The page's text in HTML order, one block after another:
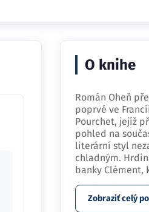
O knihe
Román Oheň
poprvé ve
Pourchet, jejíž
pohled na
literární styl
chladným.
banky Clément,
Zobraziť celý